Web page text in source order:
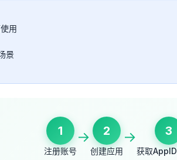
用
景
1
注册账号
→ 2
创建应用
→ 3
获取